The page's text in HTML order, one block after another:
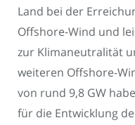
Land bei der
Offshore-Wind und
zur Klimaneutralität
weiteren Offshore-
von rund 9,8 GW
für die Entwicklung